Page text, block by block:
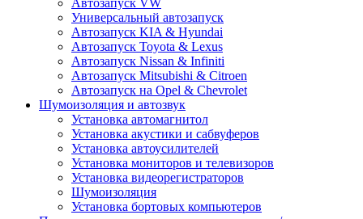
Автозапуск VW
Универсальный автозапуск
Автозапуск KIA & Hyundai
Автозапуск Toyota & Lexus
Автозапуск Nissan & Infiniti
Автозапуск Mitsubishi & Citroen
Автозапуск на Opel & Chevrolet
Шумоизоляция и автозвук
Установка автомагнитол
Установка акустики и сабвуферов
Установка автоусилителей
Установка мониторов и телевизоров
Установка видеорегистраторов
Шумоизоляция
Установка бортовых компьютеров